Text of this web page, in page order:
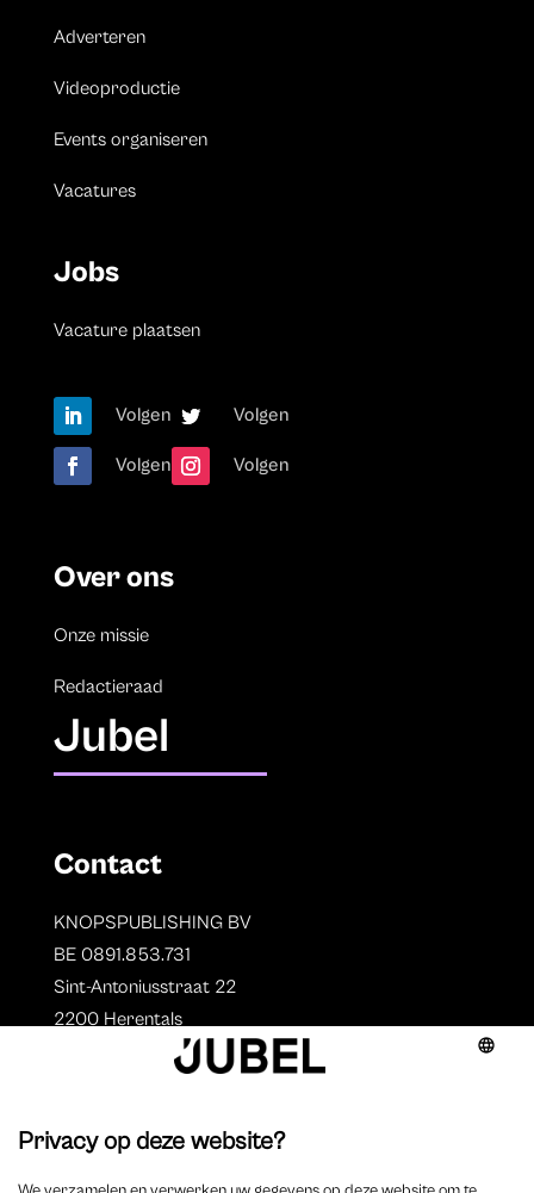
Adverteren
Videoproductie
Events organiseren
Vacatures
Jobs
Vacature plaatsen
Volgen Volgen
Volgen Volgen
Over ons
Onze missie
Redactieraad
Jubel
Contact
KNOPSPUBLISHING BV
BE 0891.853.731
Sint-Antoniusstraat 22
2200 Herentals
Auteurs